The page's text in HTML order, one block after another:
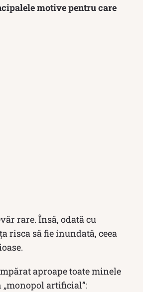
motive pentru care
rare. Însă, odată cu
risca să fie inundată, ceea
aproape toate minele
artificial”: